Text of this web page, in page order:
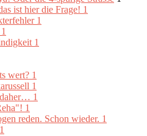
ist hier die Frage! 1
1
1
1
wert? 1
1
1
1
reden. Schon wieder. 1
1